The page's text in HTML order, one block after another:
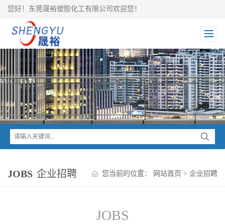
您好！东莞晟裕塑胶化工有限公司欢迎您！
JOBS 企业招聘 您当前的位置： 网站首页 > 企业招聘
JOBS